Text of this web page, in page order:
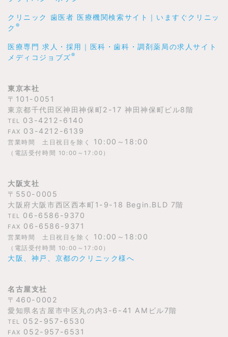
クリニック 歯医者 医療機関検索サイト｜いますぐクリニッ
ク ®
医療専門 求人・採用｜医科・歯科・調剤薬局の求人サイト
メディコジョブズ®
東京本社
〒101-0051
東京都千代田区神田神保町2-17 神田神保町ビル8階
TEL 03-4212-6140
FAX 03-4212-6139
営業時間 土日祝日を除く 10:00～18:00
（電話受付時間 10:00～17:00）
大阪支社
〒550-0005
大阪府大阪市西区西本町1-9-18 Begin.BLD 7階
TEL 06-6586-9370
FAX 06-6586-9371
営業時間 土日祝日を除く 10:00～18:00
（電話受付時間 10:00～17:00）
大阪、神戸、京都のクリニック様へ
名古屋支社
〒460-0002
愛知県名古屋市中区丸の内3-6-41 AMビル7階
TEL 052-957-6530
FAX 052-957-6531